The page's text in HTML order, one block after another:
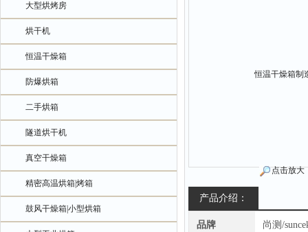
大型烘烤房
烘干机
恒温干燥箱
防爆烘箱
二手烘箱
隧道烘干机
真空干燥箱
精密高温烘箱|烤箱
鼓风干燥箱|小型烘箱
点击放大
产品介绍：
品牌 尚测/